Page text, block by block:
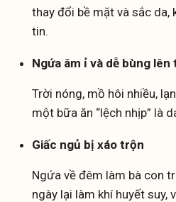
thay đổi bề mặt và sắc da,
tin.
Ngứa âm ỉ và dễ bùng
Trời nóng, mồ hôi nhiều,
một bữa ăn “lệch nhịp” là
Giấc ngủ bị xáo trộn
Ngứa về đêm làm bà con
ngày lại làm khí huyết suy,